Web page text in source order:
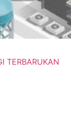
TERBARUKAN